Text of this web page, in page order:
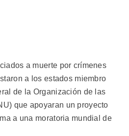
a muerte por crímenes
a los estados miembro
de la Organización de las
que apoyaran un proyecto
a una moratoria mundial de